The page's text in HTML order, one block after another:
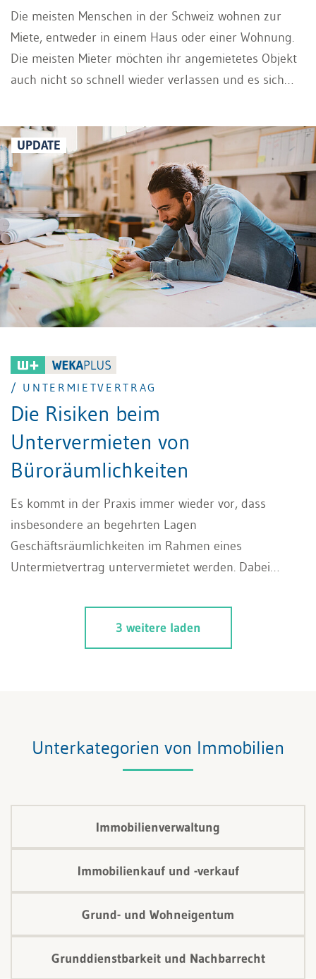
Die meisten Menschen in der Schweiz wohnen zur
Miete, entweder in einem Haus oder einer Wohnung.
Die meisten Mieter möchten ihr angemietetes Objekt
auch nicht so schnell wieder verlassen und es sich
einer Mietwohnung? Ist das Renovieren einer
Mietwohnung erlaubt? Die massgeblichen
Bestimmungen finden sich im Schweizerischen
Obligationenrecht (OR), insbesondere in den Artikeln
256, 257f, 259, 260a und 257h OR. Diese regeln die
Rechte und Pflichten von Mieter und Vermieter
bezüglich Unterhalt, Renovation und baulichen
Veränderungen
UPDATE
/ UNTERMIETVERTRAG
Die Risiken beim
Untervermieten von
Büroräumlichkeiten
Es kommt in der Praxis immer wieder vor, dass
insbesondere an begehrten Lagen
Geschäftsräumlichkeiten im Rahmen eines
Untermietvertrag untervermietet werden. Dabei
Risiken, die einer besonderen Prüfung zu unterziehen
3 weitere laden
Unterkategorien von Immobilien
Immobilienverwaltung
Immobilienkauf und -verkauf
Grund- und Wohneigentum
Grunddienstbarkeit und Nachbarrecht